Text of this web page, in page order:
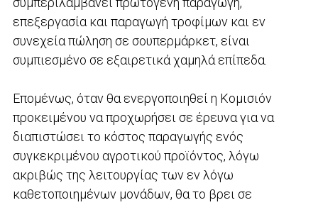
επεξεργασία και παραγωγή τροφίμων και εν
συνεχεία πώληση σε σουπερμάρκετ, είναι
συμπιεσμένο σε εξαιρετικά χαμηλά επίπεδα.
Επομένως, όταν θα ενεργοποιηθεί η Κομισιόν
προκειμένου να προχωρήσει σε έρευνα για να
διαπιστώσει το κόστος παραγωγής ενός
συγκεκριμένου αγροτικού προϊόντος, λόγω
ακριβώς της λειτουργίας των εν λόγω
καθετοποιημένων μονάδων, θα το βρει σε